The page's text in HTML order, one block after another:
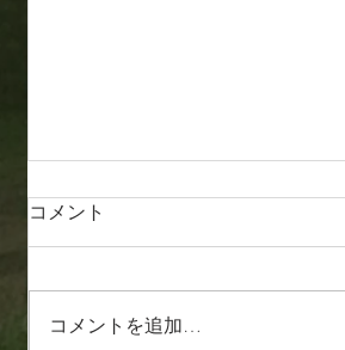
20260806
コメント
コメントを追加…